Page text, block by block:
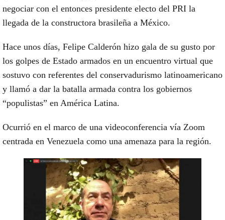
negociar con el entonces presidente electo del PRI la
llegada de la constructora brasileña a México.
Hace unos días, Felipe Calderón hizo gala de su gusto por
los golpes de Estado armados en un encuentro virtual que
sostuvo con referentes del conservadurismo latinoamericano
y llamó a dar la batalla armada contra los gobiernos
“populistas” en América Latina.
Ocurrió en el marco de una videoconferencia vía Zoom
centrada en Venezuela como una amenaza para la región.